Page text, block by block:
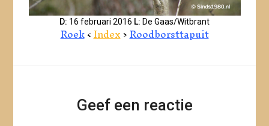
D: 16 februari 2016 L: De Gaas/Witbrant
Roek<Index>Roodborsttapuit
Geef een reactie